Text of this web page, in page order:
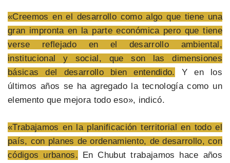
«Creemos en el desarrollo como algo que tiene una
gran impronta en la parte económica pero que tiene
verse reflejado en el desarrollo ambiental,
institucional y social, que son las dimensiones
básicas del desarrollo bien entendido. Y en los
últimos años se ha agregado la tecnología como un
elemento que mejora todo eso», indicó.
«Trabajamos en la planificación territorial en todo el
país, con planes de ordenamiento, de desarrollo, con
códigos urbanos. En Chubut trabajamos hace años